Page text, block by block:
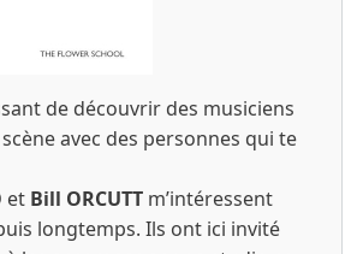
de découvrir des musiciens
avec des personnes qui te
et Bill ORCUTT m’intéressent
longtemps. Ils ont ici invité